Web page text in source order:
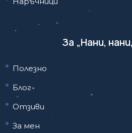
За „Нани,
Полезно
Блог
Отзиви
За мен